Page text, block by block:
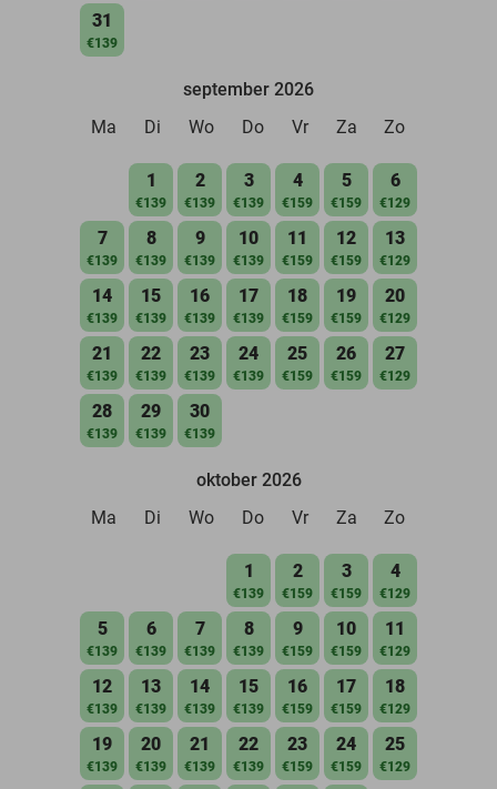
31
€139
september 2026
Ma
Di Wo Do Vr Za Zo
1
€139
2
€139
3
€139
4
€159
5
€159
6
€129
7
€139
8
€139
9
€139
10
€139
11
€159
12
€159
13
€129
14
€139
15
€139
16
€139
17
€139
18
€159
19
€159
20
€129
21
€139
22
€139
23
€139
24
€139
25
€159
26
€159
27
€129
28
€139
29
€139
30
€139
oktober 2026
Ma
Di Wo Do Vr Za Zo
1
€139
2
€159
3
€159
4
€129
5
€139
6
€139
7
€139
8
€139
9
€159
10
€159
11
€129
12
€139
13
€139
14
€139
15
€139
16
€159
17
€159
18
€129
19
€139
20
€139
21
€139
22
€139
23
€159
24
€159
25
€129